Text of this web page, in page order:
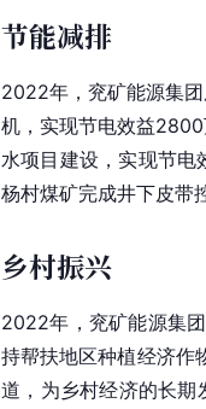
节能减排
2022年，兖矿能源集
机 ，实现节电效益
水项目建设，实现节电
杨村煤矿完成井下皮带
乡村振兴
2022年， 兖矿能源集
持帮扶地区种植经济作
道，为乡村经济的长期